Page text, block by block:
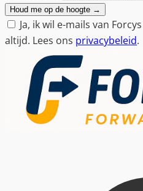
Houd me op de hoogte →
Ja, ik wil e-mails van
altijd. Lees ons privacybeleid.